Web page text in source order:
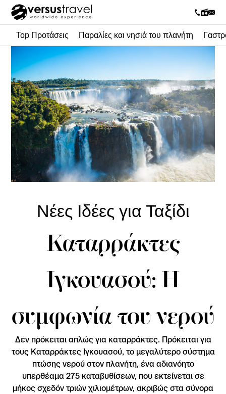
Top Προτάσεις Παραλίες και νησιά του πλανήτη
Νέες Ιδέες για Ταξίδι
Καταρράκτες
Ιγκουασού: Η
συμφωνία του νερού
Δεν πρόκειται απλώς για καταρράκτες. Πρόκειται για
τους Καταρράκτες Ιγκουασού, το μεγαλύτερο σύστημα
πτώσης νερού στον πλανήτη, ένα αδιανόητο
υπερθέαμα 275 καταβυθίσεων, που εκτείνεται σε
μήκος σχεδόν τριών χιλιομέτρων, ακριβώς στα σύνορα